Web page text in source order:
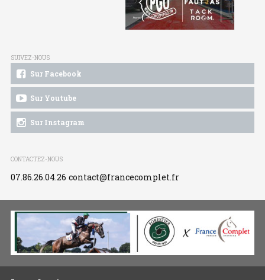
SUIVEZ-NOUS
Sur Facebook
Sur Youtube
Sur Instagram
CONTACTEZ-NOUS
07.86.26.04.26 contact@francecomplet.fr